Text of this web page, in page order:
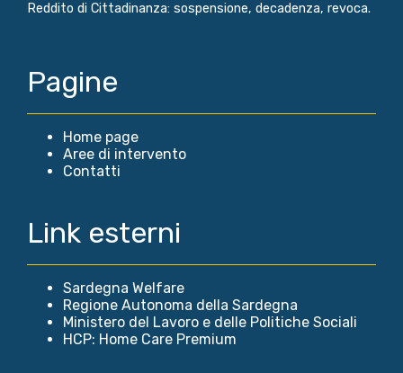
Reddito di Cittadinanza: sospensione, decadenza, revoca.
Pagine
Home page
Aree di intervento
Contatti
Link esterni
Sardegna Welfare
Regione Autonoma della Sardegna
Ministero del Lavoro e delle Politiche Sociali
HCP: Home Care Premium